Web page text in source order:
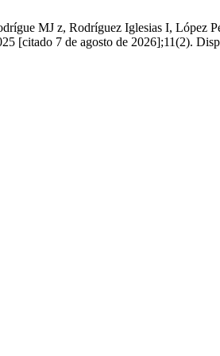
MJ z, Rodríguez Iglesias I, López
[citado 7 de agosto de 2026];11(2).